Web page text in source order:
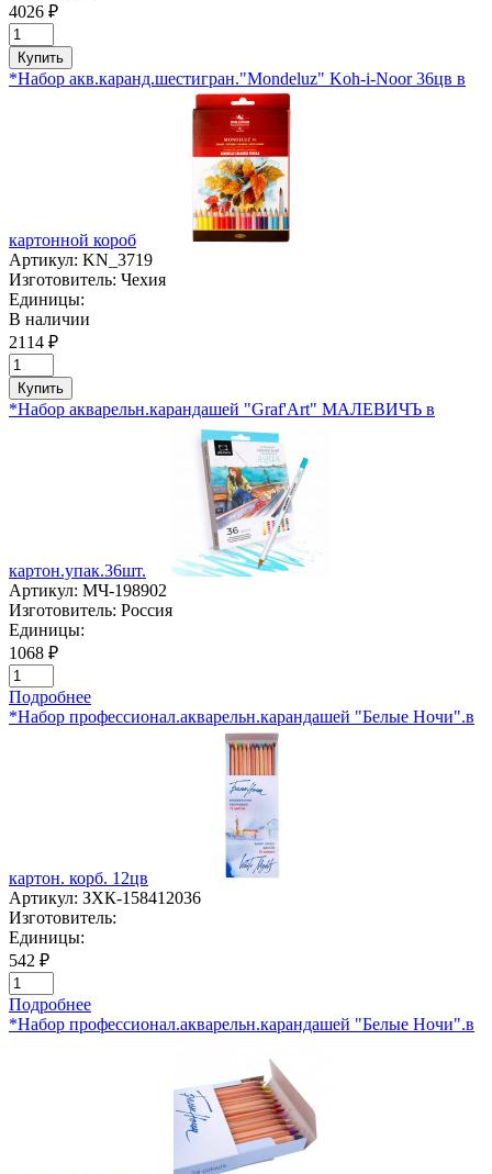
4026 ₽
Купить
*Набор акв.каранд.шестигран."Mondeluz" Koh-i-Noor 36цв в
картонной короб
Артикул: KN_3719
Изготовитель: Чехия
Единицы:
В наличии
2114 ₽
Купить
*Набор акварельн.карандашей "Graf'Art" МАЛЕВИЧЪ в
картон.упак.36шт.
Артикул: МЧ-198902
Изготовитель: Россия
Единицы:
1068 ₽
Подробнее
*Набор профессионал.акварельн.карандашей "Белые Ночи".в
картон. корб. 12цв
Артикул: ЗХК-158412036
Изготовитель:
Единицы:
542 ₽
Подробнее
*Набор профессионал.акварельн.карандашей "Белые Ночи".в